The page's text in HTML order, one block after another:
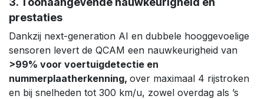
prestaties
Dankzij next-generation AI en dubbele hooggevoelige
sensoren levert de QCAM een nauwkeurigheid van
>99% voor voertuigdetectie en
nummerplaatherkenning, over maximaal 4 rijstroken
en bij snelheden tot 300 km/u, zowel overdag als ’s